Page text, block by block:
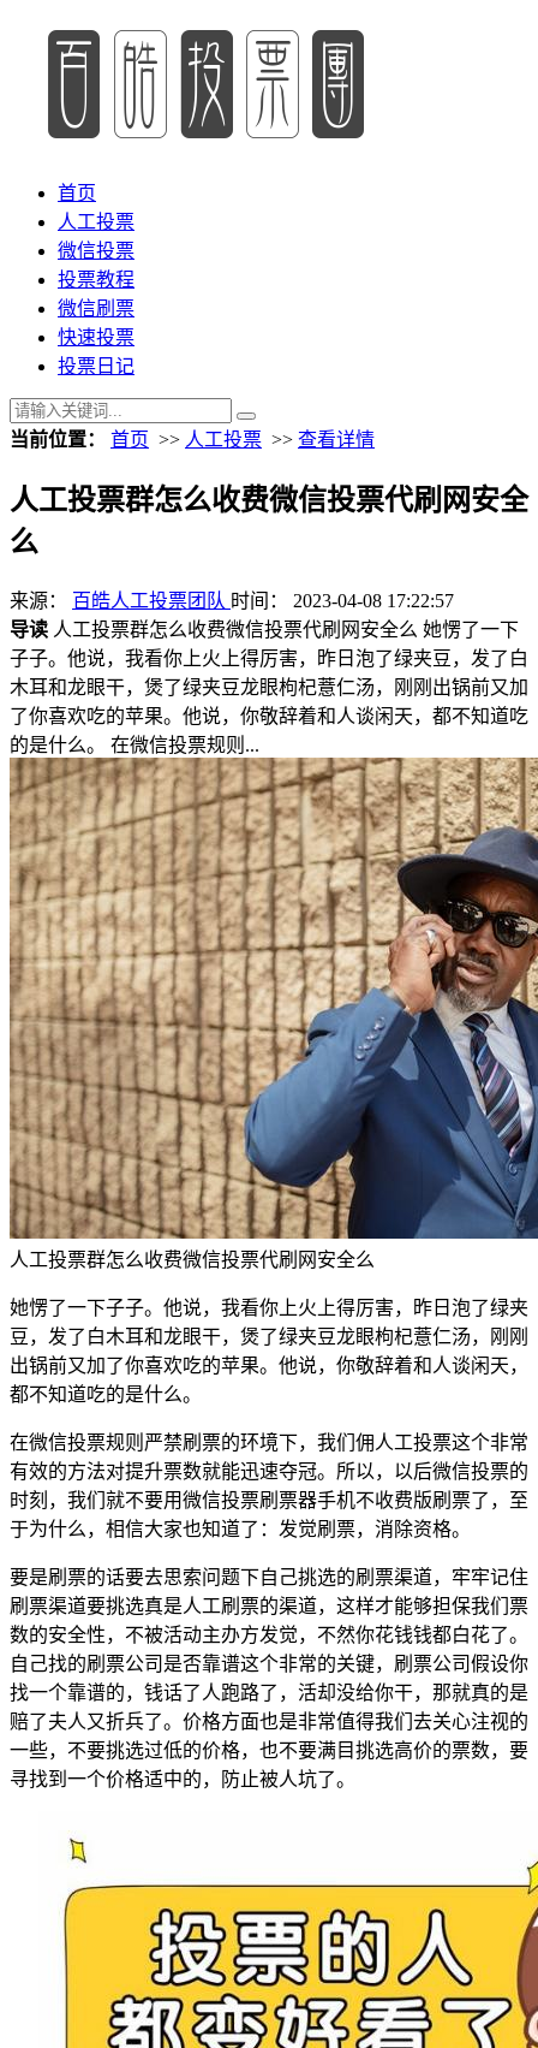
首页
人工投票
微信投票
投票教程
微信刷票
快速投票
投票日记
当前位置： 首页 >> 人工投票 >> 查看详情
人工投票群怎么收费微信投票代刷网安全
么
来源： 百皓人工投票团队 时间： 2023-04-08 17:22:57
导读 人工投票群怎么收费微信投票代刷网安全么 她愣了一下
子子。他说，我看你上火上得厉害，昨日泡了绿夹豆，发了白
木耳和龙眼干，煲了绿夹豆龙眼枸杞薏仁汤，刚刚出锅前又加
了你喜欢吃的苹果。他说，你敬辞着和人谈闲天，都不知道吃
的是什么。 在微信投票规则...
人工投票群怎么收费微信投票代刷网安全么
她愣了一下子子。他说，我看你上火上得厉害，昨日泡了绿夹
豆，发了白木耳和龙眼干，煲了绿夹豆龙眼枸杞薏仁汤，刚刚
出锅前又加了你喜欢吃的苹果。他说，你敬辞着和人谈闲天，
都不知道吃的是什么。
在微信投票规则严禁刷票的环境下，我们佣人工投票这个非常
有效的方法对提升票数就能迅速夺冠。所以，以后微信投票的
时刻，我们就不要用微信投票刷票器手机不收费版刷票了，至
于为什么，相信大家也知道了：发觉刷票，消除资格。
要是刷票的话要去思索问题下自己挑选的刷票渠道，牢牢记住
刷票渠道要挑选真是人工刷票的渠道，这样才能够担保我们票
数的安全性，不被活动主办方发觉，不然你花钱钱都白花了。
自己找的刷票公司是否靠谱这个非常的关键，刷票公司假设你
找一个靠谱的，钱话了人跑路了，活却没给你干，那就真的是
赔了夫人又折兵了。价格方面也是非常值得我们去关心注视的
一些，不要挑选过低的价格，也不要满目挑选高价的票数，要
寻找到一个价格适中的，防止被人坑了。